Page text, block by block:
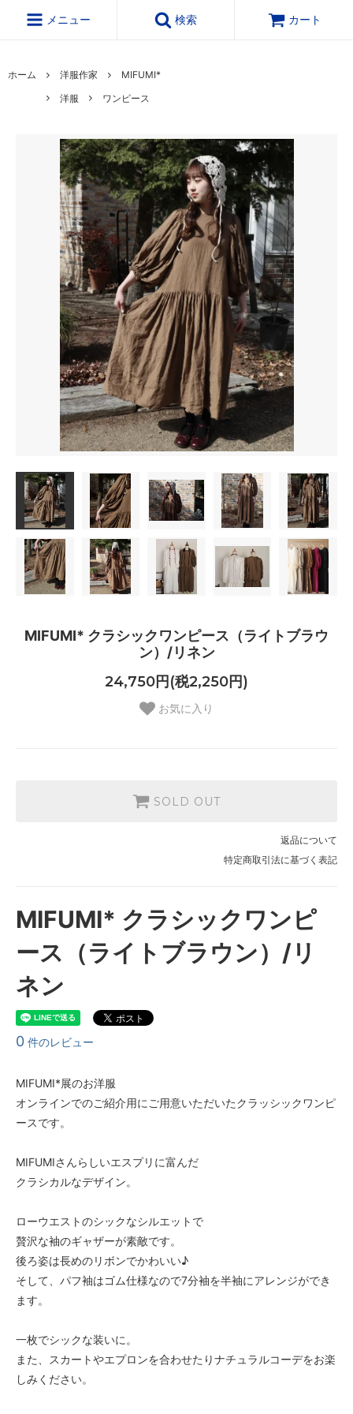
メニュー 検索 カート
ホーム 洋服作家
MIFUMI*
洋服
ワンピース
MIFUMI* クラシックワンピース（ライトブラウ
ン）/リネン
24,750円(税2,250円)
お気に入り
SOLD OUT
返品について
特定商取引法に基づく表記
MIFUMI* クラシックワンピ
ース（ライトブラウン）/リ
ネン
0 件のレビュー
MIFUMI*展のお洋服
オンラインでのご紹介用にご用意いただいたクラッシックワンピ
ースです。
MIFUMIさんらしいエスプリに富んだ
クラシカルなデザイン。
ローウエストのシックなシルエットで
贅沢な袖のギャザーが素敵です。
後ろ姿は長めのリボンでかわいい♪
そして、パフ袖はゴム仕様なので7分袖を半袖にアレンジができ
ます。
一枚でシックな装いに。
また、スカートやエプロンを合わせたりナチュラルコーデをお楽
しみください。